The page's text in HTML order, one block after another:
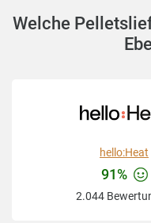
Welche
hello:Heat
91%
2.044